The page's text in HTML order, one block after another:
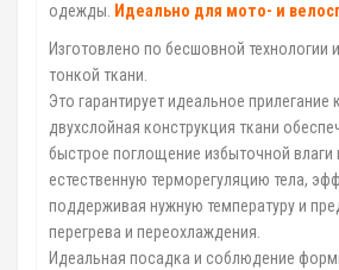
одежды.
Идеально для мото- и
Изготовлено по бесшовной технологии
тонкой ткани.
Это гарантирует идеальное
двухслойная конструкция ткани
быстрое поглощение избыточной
естественную терморегуляцию тела,
поддерживая нужную температуру и
перегрева и переохлаждения.
Идеальная посадка и соблюдение